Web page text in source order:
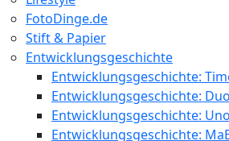
FotoDinge.de
Stift & Papier
Entwicklungsgeschichte
Entwicklungsgeschichte:
Entwicklungsgeschichte:
Entwicklungsgeschichte:
Entwicklungsgeschichte: